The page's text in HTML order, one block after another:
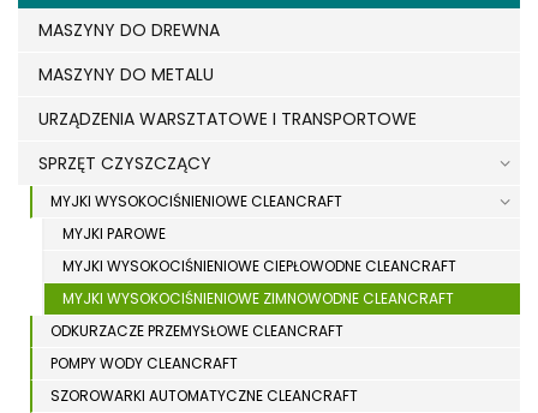
MASZYNY DO DREWNA
MASZYNY DO METALU
URZĄDZENIA WARSZTATOWE I TRANSPORTOWE
SPRZĘT CZYSZCZĄCY
MYJKI WYSOKOCIŚNIENIOWE CLEANCRAFT
MYJKI PAROWE
MYJKI WYSOKOCIŚNIENIOWE CIEPŁOWODNE CLEANCRAFT
MYJKI WYSOKOCIŚNIENIOWE ZIMNOWODNE CLEANCRAFT
ODKURZACZE PRZEMYSŁOWE CLEANCRAFT
POMPY WODY CLEANCRAFT
SZOROWARKI AUTOMATYCZNE CLEANCRAFT